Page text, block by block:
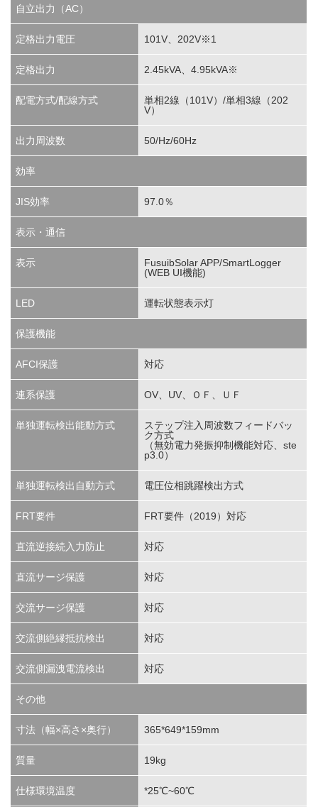
自立出力（AC）
定格出力電圧 101V、202V※1
定格出力 2.45kVA、4.95kVA※
配電方式/配線方式
単相2線（101V）/単相3線（202
V）
出力周波数 50/Hz/60Hz
効率
JIS効率 97.0％
表示・通信
表示
FusuibSolar APP/SmartLogger
(WEB UI機能)
LED 運転状態表示灯
保護機能
AFCI保護 対応
連系保護 OV、UV、ＯＦ、ＵＦ
単独運転検出能動方式
ステップ注入周波数フィードバッ
ク方式
（無効電力発振抑制機能対応、ste
p3.0）
単独運転検出自動方式 電圧位相跳躍検出方式
FRT要件 FRT要件（2019）対応
直流逆接続入力防止 対応
直流サージ保護 対応
交流サージ保護 対応
交流側絶縁抵抗検出 対応
交流側漏洩電流検出 対応
その他
寸法（幅×高さ×奥行） 365*649*159mm
質量 19kg
仕様環境温度 *25℃~60℃